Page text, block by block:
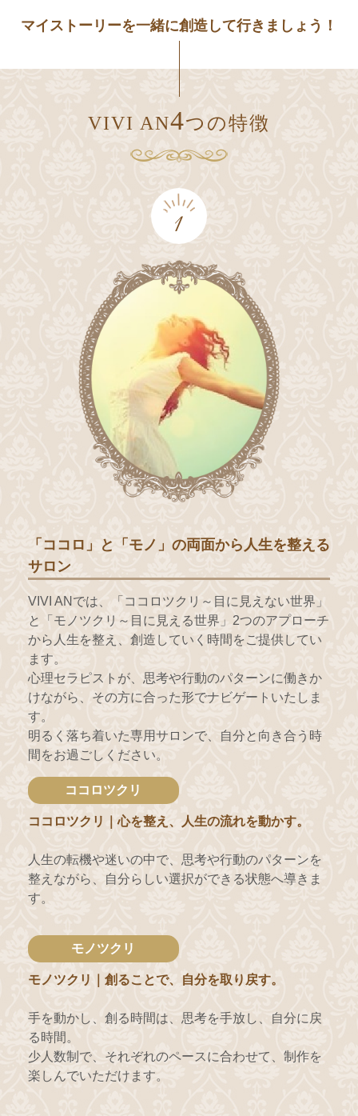
マイストーリーを⼀緒に創造して行きましょう！
VIVI AN4つの特徴
1
「ココロ」と「モノ」の両面から人生を整える
サロン
VIVI ANでは、「ココロツクリ～目に見えない世界」
と「モノツクリ～目に見える世界」2つのアプローチ
から人生を整え、創造していく時間をご提供してい
ます。
心理セラピストが、思考や行動のパターンに働きか
けながら、その方に合った形でナビゲートいたしま
す。
明るく落ち着いた専用サロンで、自分と向き合う時
間をお過ごしください。
ココロツクリ
ココロツクリ｜心を整え、人生の流れを動かす。
人生の転機や迷いの中で、思考や行動のパターンを
整えながら、自分らしい選択ができる状態へ導きま
す。
モノツクリ
モノツクリ｜創ることで、自分を取り戻す。
手を動かし、創る時間は、思考を手放し、自分に戻
る時間。
少人数制で、それぞれのペースに合わせて、制作を
楽しんでいただけます。